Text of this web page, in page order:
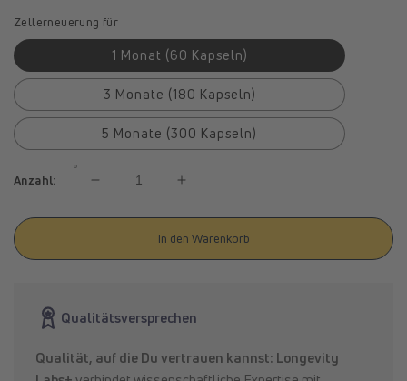
Zellerneuerung für
1 Monat (60 Kapseln)
3 Monate (180 Kapseln)
5 Monate (300 Kapseln)
Anzahl:
Verringere
spermidineLIFE®
Erhöhe
für
spermidineLIFE®
In den Warenkorb
Qualitätsversprechen
Qualität, auf die Du vertrauen kannst: Longevity